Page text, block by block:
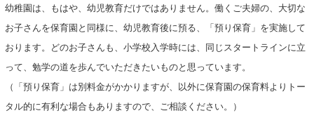
幼稚園は、もはや、幼児教育だけではありません。働くご夫婦の、大切な
お子さんを保育園と同様に、幼児教育後に預る、「預り保育」を実施して
おります。どのお子さんも、小学校入学時には、同じスタートラインに立
って、勉学の道を歩んでいただきたいものと思っています。
（「預り保育」は別料金がかかりますが、以外に保育園の保育料よりトー
タル的に有利な場合もありますので、ご相談ください。）